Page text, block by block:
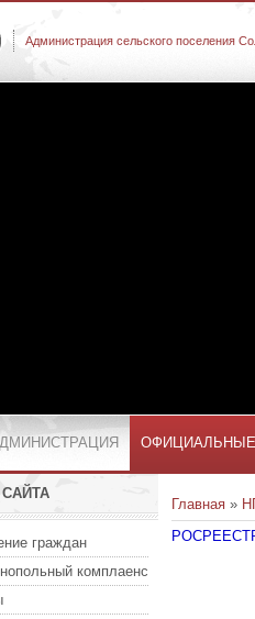
Администрация сельского поселения
граждан
комплаенс
Главная »